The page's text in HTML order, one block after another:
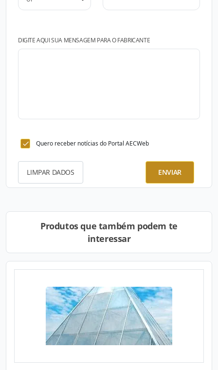
DIGITE AQUI SUA MENSAGEM PARA O FABRICANTE
Quero receber notícias do Portal AECWeb
LIMPAR DADOS ENVIAR
Produtos que também podem te
interessar